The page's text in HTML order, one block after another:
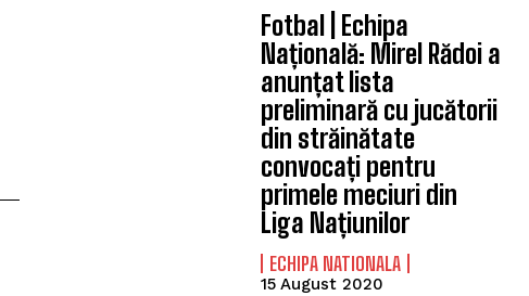
Fotbal | Echipa
Națională: Mirel Rădoi a
anunțat lista
preliminară cu jucătorii
din străinătate
convocați pentru
primele meciuri din
Liga Națiunilor
ECHIPA NATIONALA
15 August 2020